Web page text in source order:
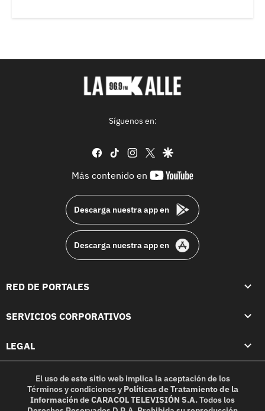
Síguenos en:
facebook
tiktok instagram
twittergoogle
Más contenido en
youtube-
Descarga nuestra app en
Descarga nuestra app en
RED DE PORTALES
SERVICIOS CORPORATIVOS
LEGAL
El uso de este sitio web implica la aceptación de los
Términos y condicionesy Políticas de Tratamiento de la
InformacióndeCARACOL TELEVISIÓN S.A.Todos los